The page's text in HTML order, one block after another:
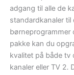
adgang til alle de
standardkanaler til
børneprogrammer
pakke kan du
kvalitet på både tv
kanaler eller TV 2.